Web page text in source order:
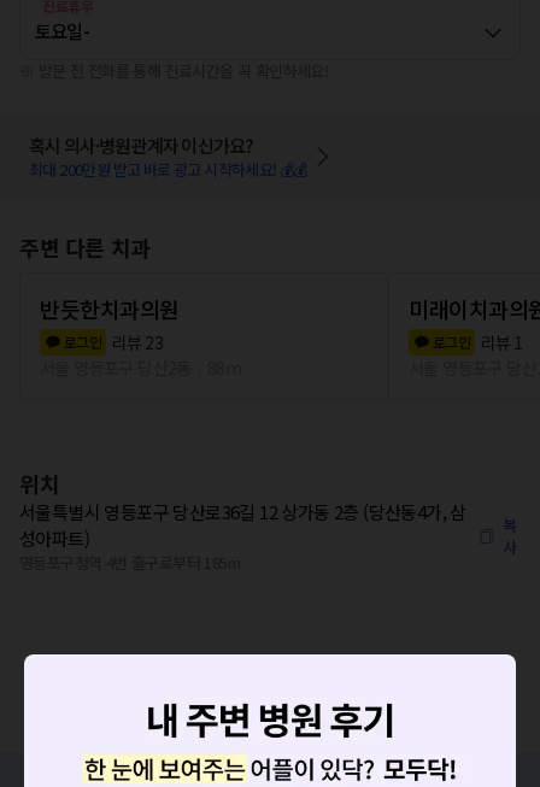
토요일-
혹시 의사·병원관계자 이신가요?
최대 200만원 받고 바로 광고 시작하세요! 💰💰
주변 다른 치과
반듯한치과의원
로그인 리뷰 23
미래이치과의
로그인 리뷰 1
위치
서울특별시 영등포구 당산로36길 12 상가동 2층 (당산동4가, 삼
성아파트)
복
사